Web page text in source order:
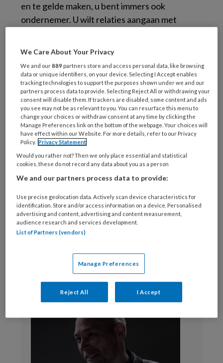
en te gelde maken, u bent immers ook
ondernemer. U wilt relaties aangaan met
diabetesspreekuren en regionale
zorggroepen? Het antwoord: zorg voor een
professionele presentatie.
‘Probeer voet tussen de deur te krijgen’
Podopost oktober 2016:29 (PDF)
Reageer op dit artikel Deel dit artikel
netwerk ondernemen pr presentatie
Webredactie
We Care About Your Privacy
We and our889 partners store and access personal data, like browsing
data or unique identifiers, on your device. Selecting I Accept enables
tracking technologies to support the purposes shown under we and our
partners process data to provide. Selecting Reject All or withdrawing your
consent will disable them. If trackers are disabled, some content and ads
you see may not be as relevant to you. You can resurface this menu to
change your choices or withdraw consent at any time by clicking the
Manage Preferences link on the bottom of the webpage. Your choices will
have effect within our Website. For more details, refer to our Privacy
Policy. Privacy Statement
Would you rather not? Then we only place essential and statistical
cookies, these do not record any data about you as a person
We and our partners process data to provide:
Use precise geolocation data. Actively scan device characteristics for
identification. Store and/or access information on a device. Personalised
advertising and content, advertising and content measurement,
audience research and services development.
List of Partners (vendors)
Manage Preferences
Reject All I Accept